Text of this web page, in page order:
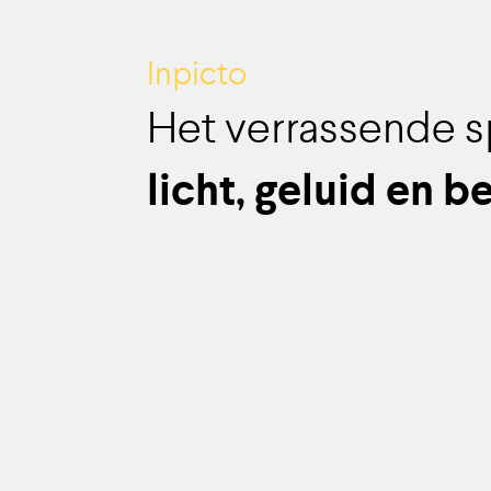
Inpicto
Het verrassende
licht, geluid en